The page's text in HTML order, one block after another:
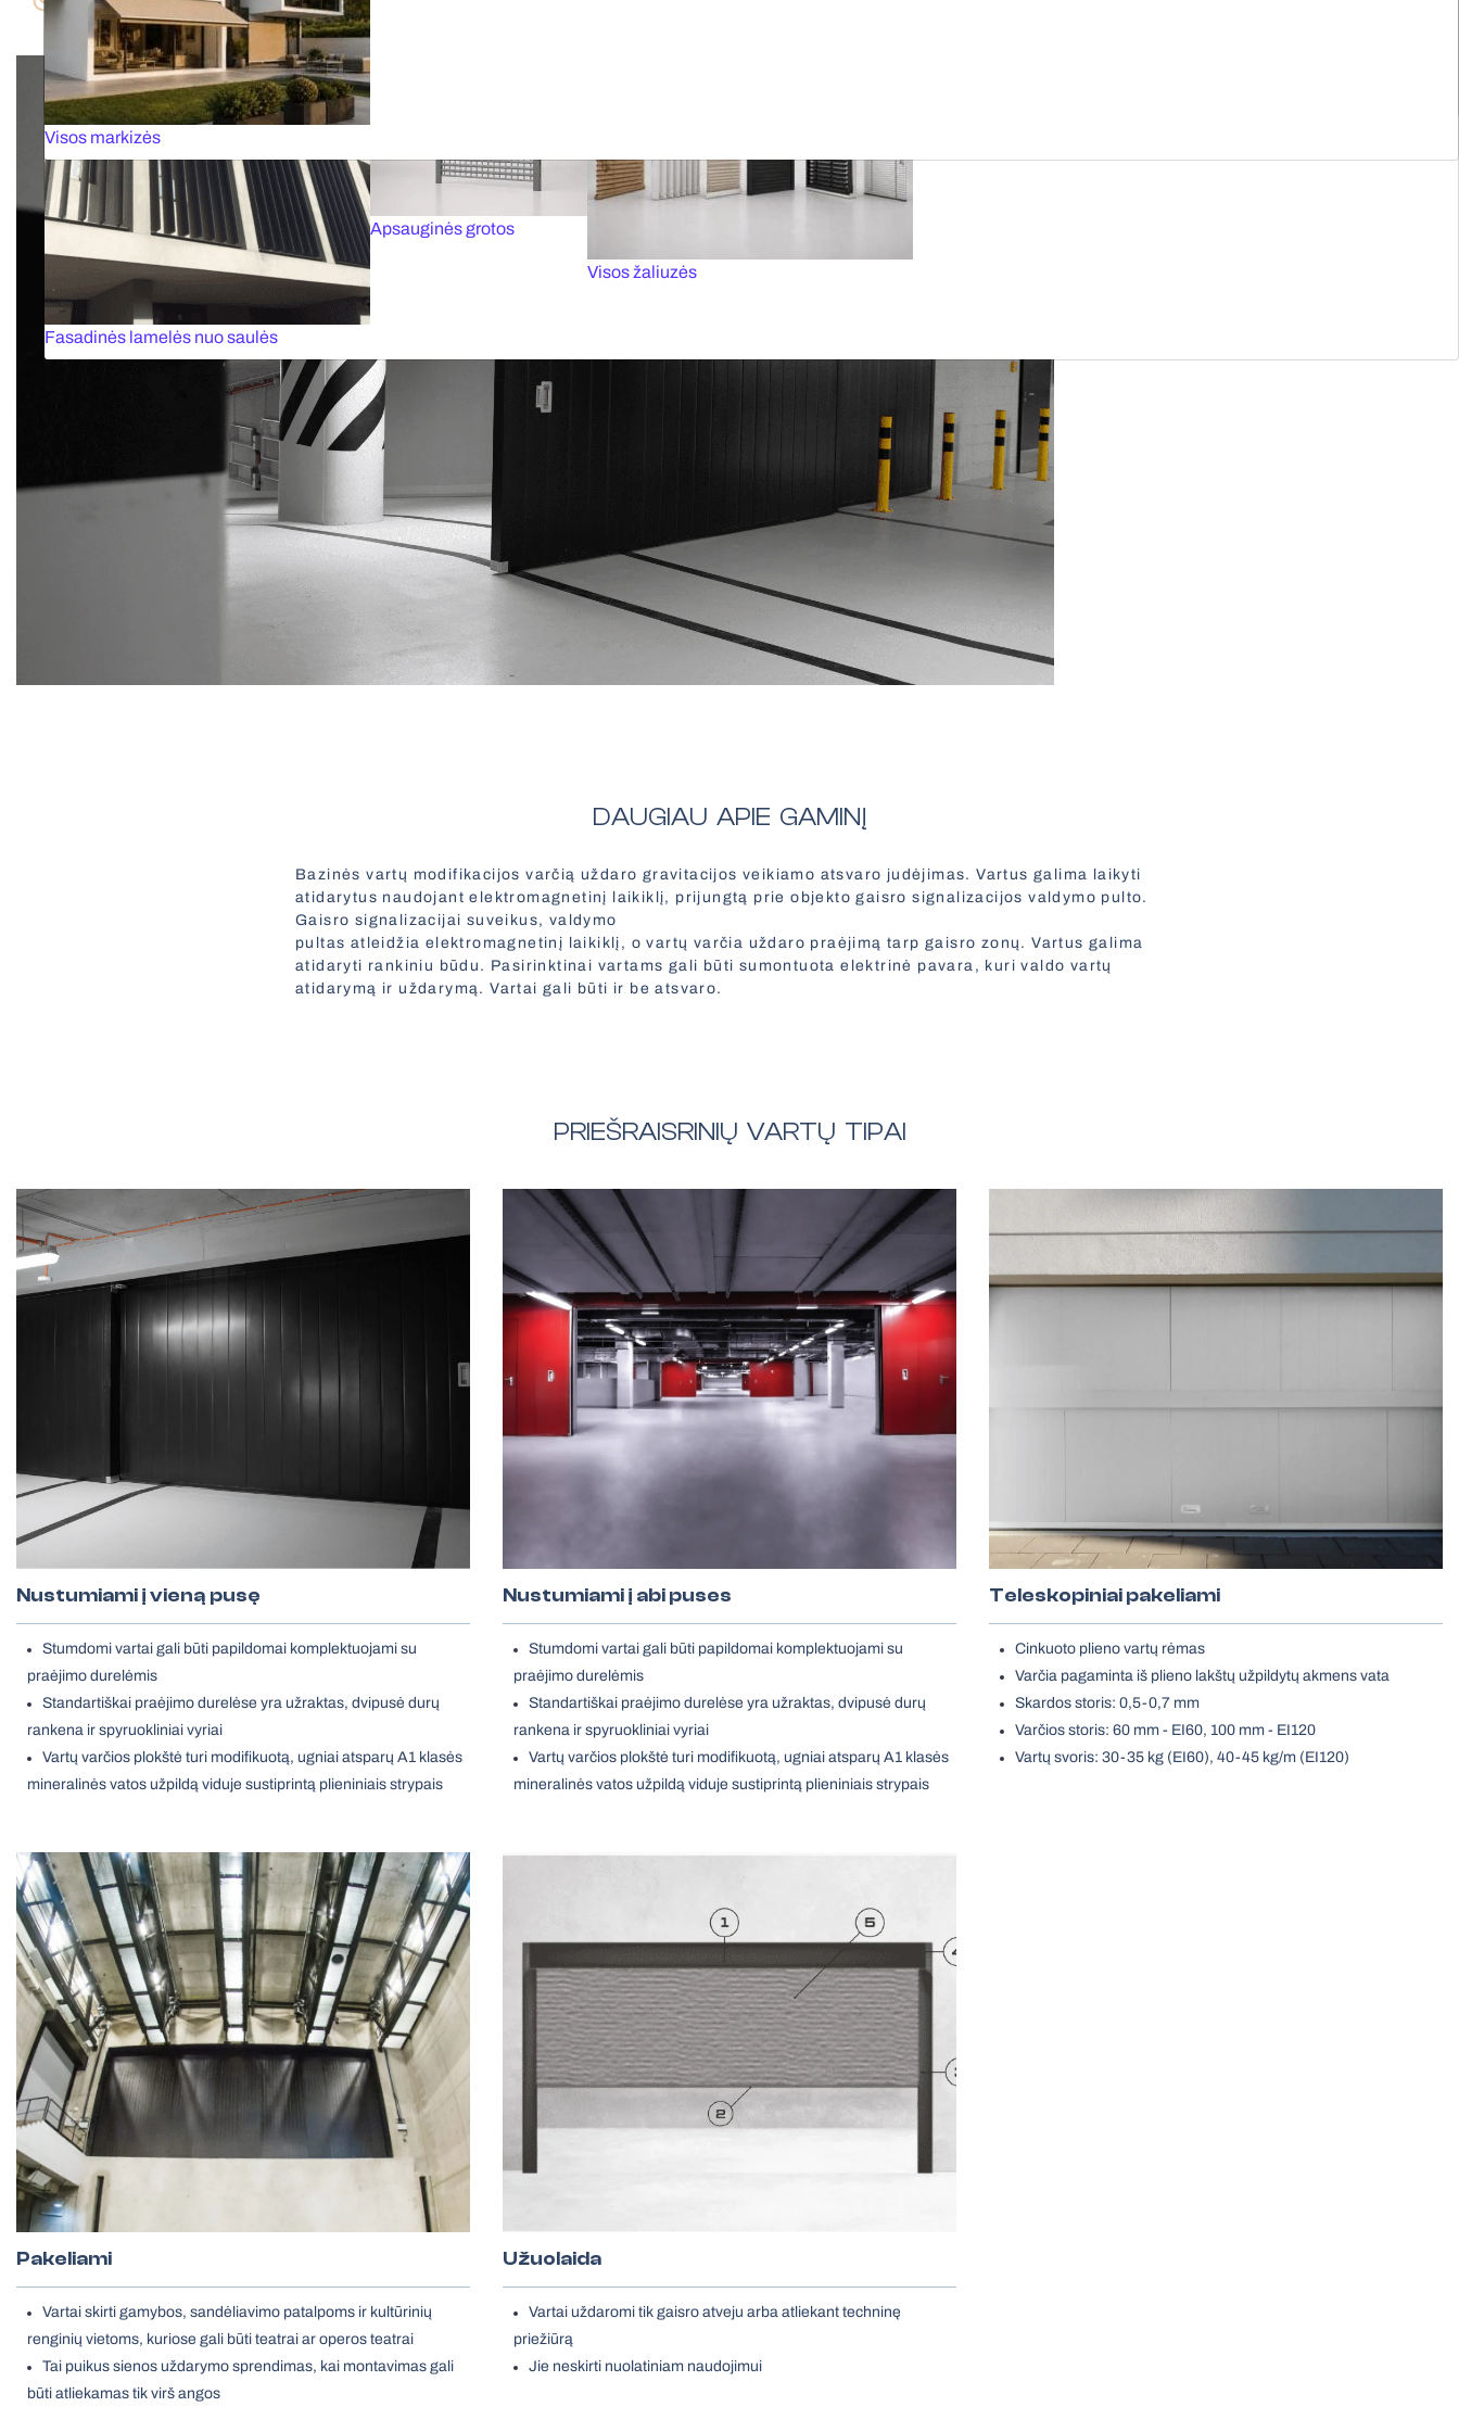
Fasadinės lamelės nuo saulės
Apsauginės grotos
Visos žaliuzės
Dokinės sistemos
Visos markizės
nuo gaisro
Registruokitės
DAUGIAU APIE GAMINĮ
Bazinės vartų modifikacijos varčią uždaro gravitacijos veikiamo atsvaro judėjimas. Vartus galima laikyti
atidarytus naudojant elektromagnetinį laikiklį, prijungtą prie objekto gaisro signalizacijos valdymo pulto.
Gaisro signalizacijai suveikus, valdymo
pultas atleidžia elektromagnetinį laikiklį, o vartų varčia uždaro praėjimą tarp gaisro zonų. Vartus galima
atidaryti rankiniu būdu. Pasirinktinai vartams gali būti sumontuota elektrinė pavara, kuri valdo vartų
atidarymą ir uždarymą. Vartai gali būti ir be atsvaro.
PRIEŠRAISRINIŲ VARTŲ TIPAI
Nustumiami į vieną pusę
Stumdomi vartai gali būti papildomai komplektuojami su
praėjimo durelėmis
Standartiškai praėjimo durelėse yra užraktas, dvipusė durų
rankena ir spyruokliniai vyriai
Vartų varčios plokštė turi modifikuotą, ugniai atsparų A1 klasės
mineralinės vatos užpildą viduje sustiprintą plieniniais strypais
Nustumiami į abi puses
Stumdomi vartai gali būti papildomai komplektuojami su
praėjimo durelėmis
Standartiškai praėjimo durelėse yra užraktas, dvipusė durų
rankena ir spyruokliniai vyriai
Vartų varčios plokštė turi modifikuotą, ugniai atsparų A1 klasės
mineralinės vatos užpildą viduje sustiprintą plieniniais strypais
Teleskopiniai pakeliami
Cinkuoto plieno vartų rėmas
Varčia pagaminta iš plieno lakštų užpildytų akmens vata
Skardos storis: 0,5-0,7 mm
Varčios storis: 60 mm - EI60, 100 mm - EI120
Vartų svoris: 30-35 kg (EI60), 40-45 kg/m (EI120)
Pakeliami
Vartai skirti gamybos, sandėliavimo patalpoms ir kultūrinių
renginių vietoms, kuriose gali būti teatrai ar operos teatrai
Tai puikus sienos uždarymo sprendimas, kai montavimas gali
būti atliekamas tik virš angos
Užuolaida
Vartai uždaromi tik gaisro atveju arba atliekant techninę
priežiūrą
Jie neskirti nuolatiniam naudojimui